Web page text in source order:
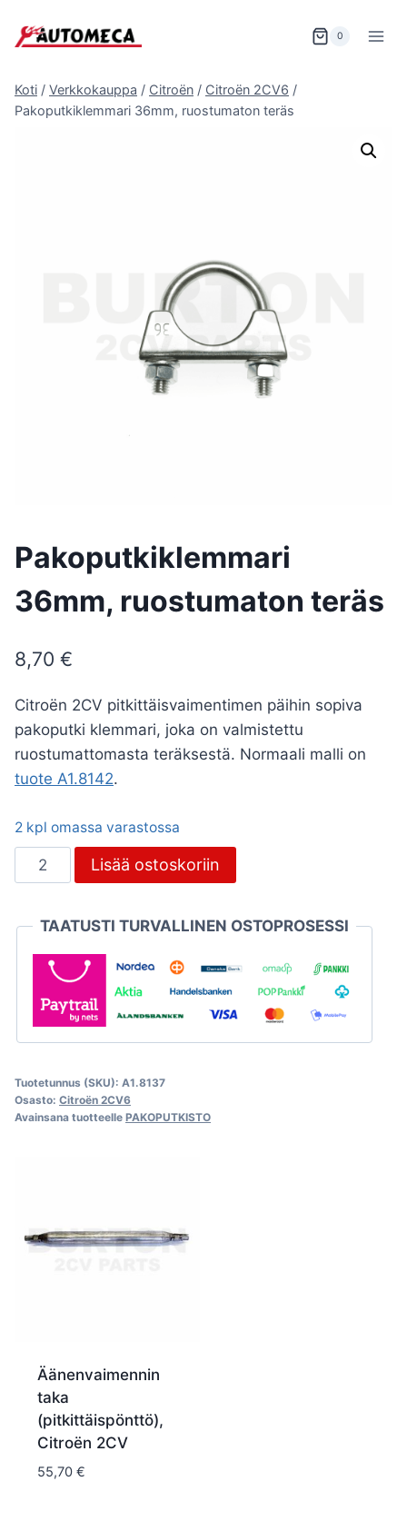
sisältöön
0
Koti / Verkkokauppa / Citroën / Citroën 2CV6 /
Pakoputkiklemmari 36mm, ruostumaton teräs
Pakoputkiklemmari
36mm, ruostumaton teräs
8,70 €
Citroën 2CV pitkittäisvaimentimen päihin sopiva
pakoputki klemmari, joka on valmistettu
ruostumattomasta teräksestä. Normaali malli on
tuote A1.8142.
2 kpl omassa varastossa
Pakoputkiklemmari
36mm,
teräs
määrä
Lisää ostoskoriin
TAATUSTI TURVALLINEN OSTOPROSESSI
Tuotetunnus (SKU): A1.8137
Osasto: Citroën 2CV6
Avainsana tuotteelle PAKOPUTKISTO
Äänenvaimennin
taka
(pitkittäispönttö),
Citroën 2CV
55,70 €